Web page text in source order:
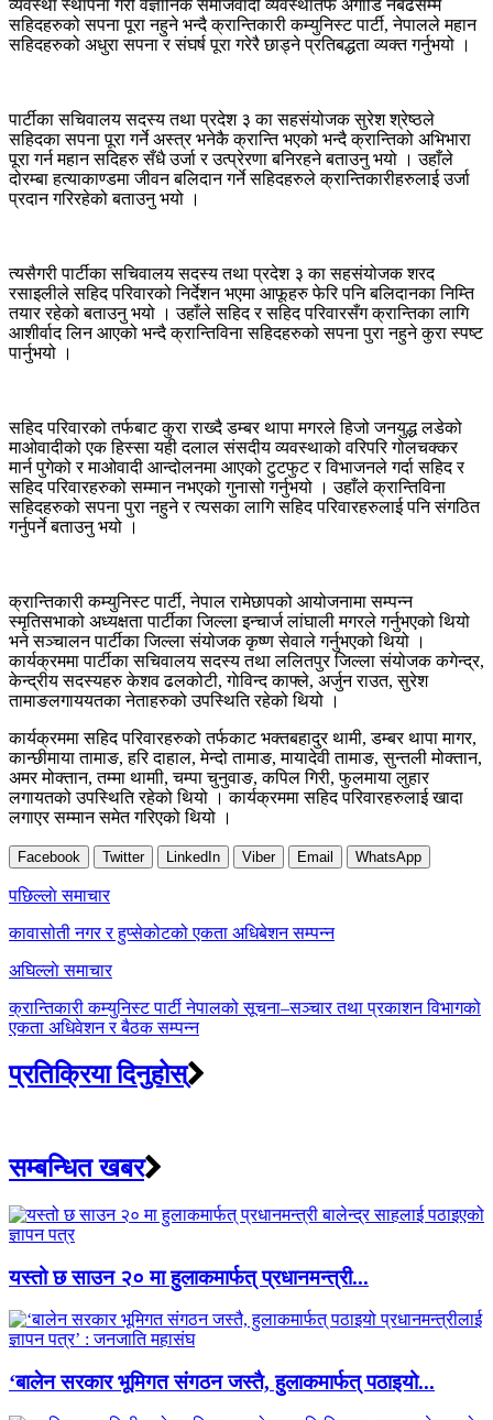
व्यवस्था स्थापना गरी वैज्ञानिक समाजवादी व्यवस्थातर्फ अगाडि नबढेसम्म
सहिदहरुको सपना पूरा नहुने भन्दै क्रान्तिकारी कम्युनिस्ट पार्टी, नेपालले महान
सहिदहरुको अधुरा सपना र संघर्ष पूरा गरेरै छाड्ने प्रतिबद्धता व्यक्त गर्नुभयो ।
पार्टीका सचिवालय सदस्य तथा प्रदेश ३ का सहसंयोजक सुरेश श्रेष्ठले
सहिदका सपना पूरा गर्ने अस्त्र भनेकै क्रान्ति भएको भन्दै क्रान्तिको अभिभारा
पूरा गर्न महान सदिहरु सँधै उर्जा र उत्प्रेरणा बनिरहने बताउनु भयो । उहाँले
दोरम्बा हत्याकाण्डमा जीवन बलिदान गर्ने सहिदहरुले क्रान्तिकारीहरुलाई उर्जा
प्रदान गरिरहेको बताउनु भयो ।
त्यसैगरी पार्टीका सचिवालय सदस्य तथा प्रदेश ३ का सहसंयोजक शरद
रसाइलीले सहिद परिवारको निर्देशन भएमा आफूहरु फेरि पनि बलिदानका निम्ति
तयार रहेको बताउनु भयो । उहाँले सहिद र सहिद परिवारसँग क्रान्तिका लागि
आशीर्वाद लिन आएको भन्दै क्रान्तिविना सहिदहरुको सपना पुरा नहुने कुरा स्पष्ट
पार्नुभयो ।
सहिद परिवारको तर्फबाट कुरा राख्दै डम्बर थापा मगरले हिजो जनयुद्ध लडेको
माओवादीको एक हिस्सा यही दलाल संसदीय व्यवस्थाको वरिपरि गोलचक्कर
मार्न पुगेको र माओवादी आन्दोलनमा आएको टुटफुट र विभाजनले गर्दा सहिद र
सहिद परिवारहरुको सम्मान नभएको गुनासो गर्नुभयो । उहाँले क्रान्तिविना
सहिदहरुको सपना पुरा नहुने र त्यसका लागि सहिद परिवारहरुलाई पनि संगठित
गर्नुपर्ने बताउनु भयो ।
क्रान्तिकारी कम्युनिस्ट पार्टी, नेपाल रामेछापको आयोजनामा सम्पन्न
स्मृतिसभाको अध्यक्षता पार्टीका जिल्ला इन्चार्ज लांघाली मगरले गर्नुभएको थियो
भने सञ्चालन पार्टीका जिल्ला संयोजक कृष्ण सेवाले गर्नुभएको थियो ।
कार्यक्रममा पार्टीका सचिवालय सदस्य तथा ललितपुर जिल्ला संयोजक कगेन्द्र,
केन्द्रीय सदस्यहरु केशव ढलकोटी, गाेविन्द काफ्ले, अर्जुन राउत, सुरेश
तामाङलगाययतका नेताहरुको उपस्थिति रहेको थियो ।
कार्यक्रममा सहिद परिवारहरुको तर्फकाट भक्तबहादुर थामी, डम्बर थापा मागर,
कान्छीमाया तामाङ, हरि दाहाल, मेन्दो तामाङ, मायादेवी तामाङ, सुन्तली मोक्तान,
अमर मोक्तान, तम्मा थामाी, चम्पा चुनुवाङ, कपिल गिरी, फुलमाया लुहार
लगायतको उपस्थिति रहेको थियो । कार्यक्रममा सहिद परिवारहरुलाई खादा
लगाएर सम्मान समेत गरिएको थियो ।
Facebook Twitter LinkedIn Viber Email WhatsApp
Post
navigation
पछिल्लाे समाचार
कावासोती नगर र हुप्सेकोटको एकता अधिबेशन सम्पन्न
अघिल्लाे समाचार
क्रान्तिकारी कम्युनिस्ट पार्टी नेपालको सूचना–सञ्चार तथा प्रकाशन विभागको
एकता अधिवेशन र बैठक सम्पन्न
प्रतिक्रिया दिनुहोस्
सम्बन्धित खबर
यस्तो छ साउन २० मा हुलाकमार्फत् प्रधानमन्त्री...
‘बालेन सरकार भूमिगत संगठन जस्तै, हुलाकमार्फत् पठाइयो...